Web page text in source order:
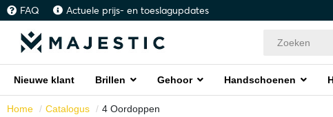
FAQ Actuele prijs- en toeslagupdates
Nieuwe klant Brillen Gehoor Handschoenen
Home Catalogus 4 Oordoppen